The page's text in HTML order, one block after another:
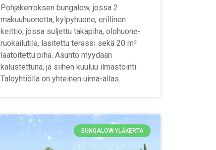
Pohjakerroksen bungalow, jossa 2
makuuhuonetta, kylpyhuone, erillinen
keittiö, jossa suljettu takapiha, olohuone-
ruokailutila, lasitettu terassi sekä 20 m²
laatoitettu piha. Asunto myydään
kalustettuna, ja siihen kuuluu ilmastointi.
Taloyhtiöllä on yhteinen uima-allas.
BUNGALOW YLÄKERTA